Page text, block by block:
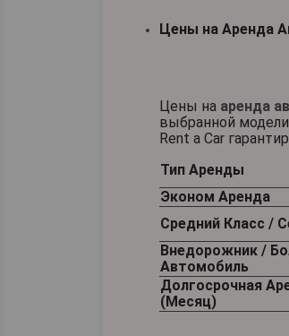
Цены на Аренда
Цены на аренда
выбранной модели
Rent a Car
Тип Аренды
Эконом Аренда
Средний Класс /
Внедорожник /
Автомобиль
Долгосрочная
(Месяц)